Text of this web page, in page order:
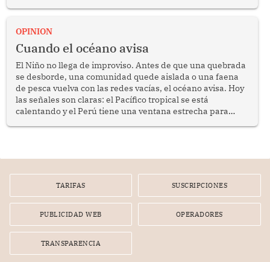
OPINION
Cuando el océano avisa
El Niño no llega de improviso. Antes de que una quebrada
se desborde, una comunidad quede aislada o una faena
de pesca vuelva con las redes vacías, el océano avisa. Hoy
las señales son claras: el Pacífico tropical se está
calentando y el Perú tiene una ventana estrecha para
TARIFAS SUSCRIPCIONES
PUBLICIDAD WEB OPERADORES
TRANSPARENCIA